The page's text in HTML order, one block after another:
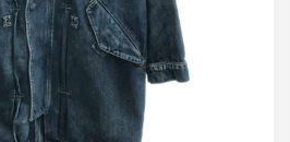
詳しく見る